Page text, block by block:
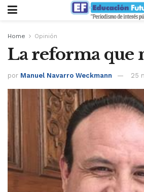
Home Opinión
La reforma que
por Manuel Navarro Weckmann 25